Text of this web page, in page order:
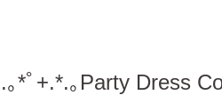
.｡*ﾟ+.*.｡Party Dress